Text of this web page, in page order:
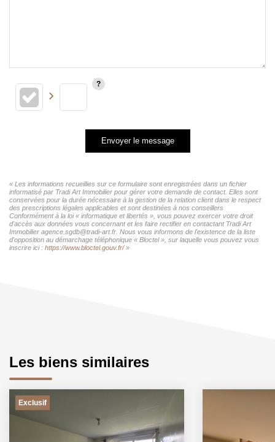
Envoyer le message
« Les informations recueillies sur ce formulaire sont enregistrées dans un fichier
informatisé par Tradi Art Immobilier pour gérer votre demande de contact. Elles sont
conservées pour la durée nécessaire à la gestion de la relation client dans le respect
des prescriptions légales applicables et sont destinées à nos conseillers
Conformément à la loi « informatique et libertés », vous pouvez exercer votre droit
d'accès aux données vous concernant et les faire rectifier en contactant Tradi Art
Immobilier agence.sgdb@tradi-art.fr. Nous vous informons de l'existence de la liste
d'opposition au démarchage téléphonique « Bloctel », sur laquelle vous pouvez vous
inscrire ici : https://www.bloctel.gouv.fr/»
Les biens similaires
Exclusif